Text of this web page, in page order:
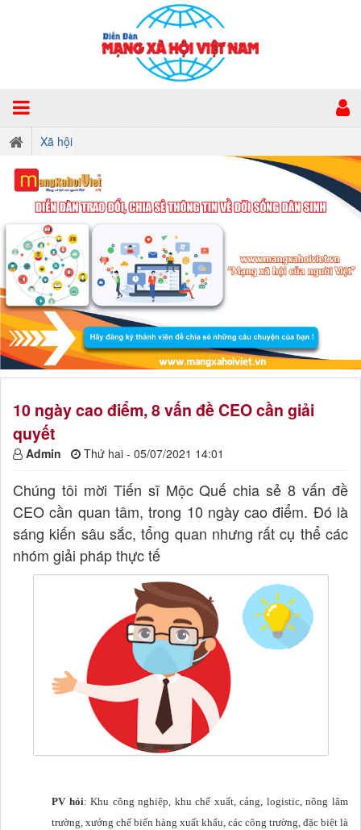
Xã hội
10 ngày cao điểm, 8 vấn đề CEO cần giải
quyết
Admin Thứ hai - 05/07/2021 14:01
Chúng tôi mời Tiến sĩ Mộc Quế chia sẻ 8 vấn đề
CEO cần quan tâm, trong 10 ngày cao điểm. Đó là
sáng kiến sâu sắc, tổng quan nhưng rất cụ thể các
nhóm giải pháp thực tế
PV hỏi: Khu công nghiệp, khu chế xuất, cảng, logistic, nông lâm
trường, xưởng chế biến hàng xuất khẩu, các công trường, đặc biệt là